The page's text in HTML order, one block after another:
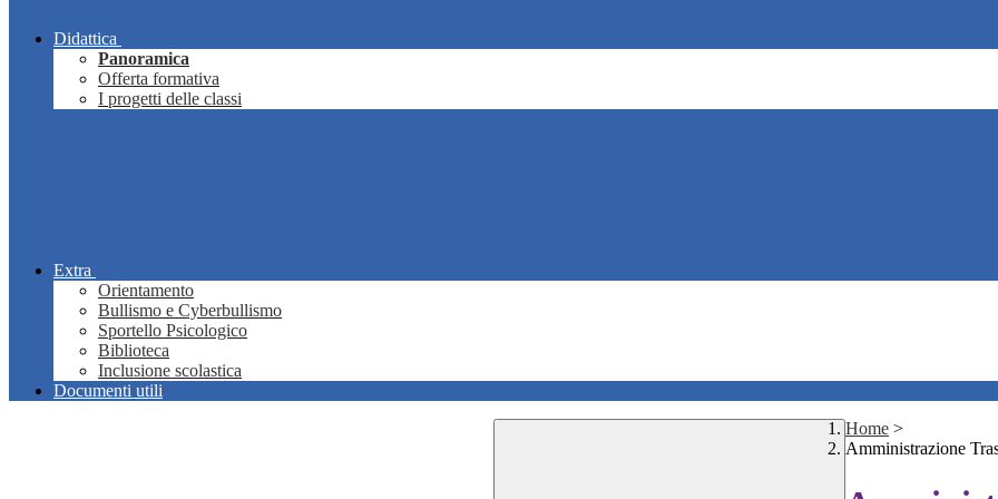
Didattica
Panoramica
Offerta formativa
I progetti delle classi
Extra
Orientamento
Bullismo e Cyberbullismo
Sportello Psicologico
Biblioteca
Inclusione scolastica
Documenti utili
Home >
Amministrazione